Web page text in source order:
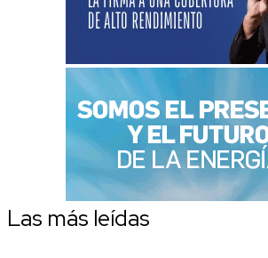
Las más leídas